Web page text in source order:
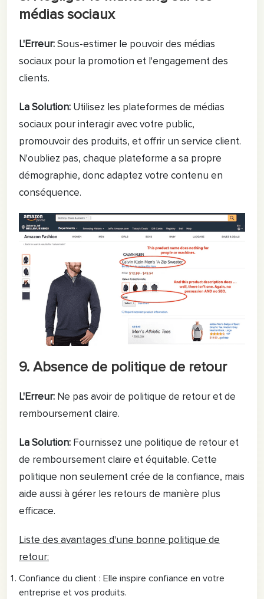
médias sociaux
L'Erreur:Sous-estimer le pouvoir des médias
sociaux pour la promotion et l'engagement des
clients.
La Solution: Utilisez les plateformes de médias
sociaux pour interagir avec votre public,
promouvoir des produits, et offrir un service client.
N'oubliez pas, chaque plateforme a sa propre
démographie, donc adaptez votre contenu en
conséquence.
9. Absence de politique de retour
L'Erreur: Ne pas avoir de politique de retour et de
remboursement claire.
La Solution: Fournissez une politique de retour et
de remboursement claire et équitable. Cette
politique non seulement crée de la confiance, mais
aide aussi à gérer les retours de manière plus
efficace.
Liste des avantages d'une bonne politique de
retour:
Confiance du client : Elle inspire confiance en votre
entreprise et vos produits.